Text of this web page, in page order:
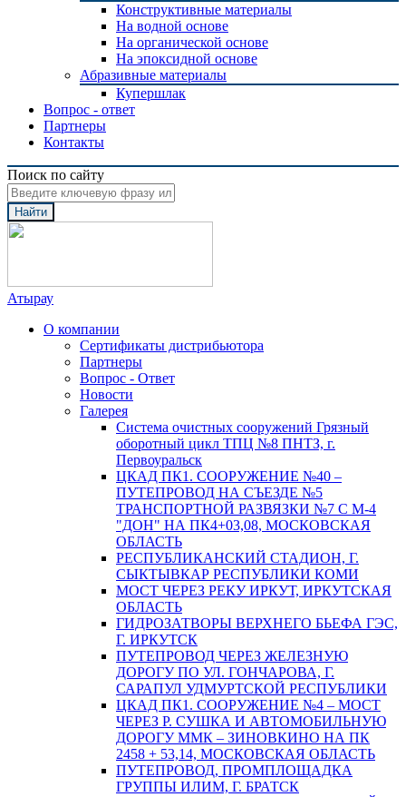
Конструктивные материалы
На водной основе
На органической основе
На эпоксидной основе
Абразивные материалы
Купершлак
Вопрос - ответ
Партнеры
Контакты
Поиск по сайту
Найти
Атырау
О компании
Сертификаты дистрибьютора
Партнеры
Вопрос - Ответ
Новости
Галерея
Система очистных сооружений Грязный
оборотный цикл ТПЦ №8 ПНТЗ, г.
Первоуральск
ЦКАД ПК1. СООРУЖЕНИЕ №40 –
ПУТЕПРОВОД НА СЪЕЗДЕ №5
ТРАНСПОРТНОЙ РАЗВЯЗКИ №7 С М-4
"ДОН" НА ПК4+03,08, МОСКОВСКАЯ
ОБЛАСТЬ
РЕСПУБЛИКАНСКИЙ СТАДИОН, Г.
СЫКТЫВКАР РЕСПУБЛИКИ КОМИ
МОСТ ЧЕРЕЗ РЕКУ ИРКУТ, ИРКУТСКАЯ
ОБЛАСТЬ
ГИДРОЗАТВОРЫ ВЕРХНЕГО БЬЕФА ГЭС,
Г. ИРКУТСК
ПУТЕПРОВОД ЧЕРЕЗ ЖЕЛЕЗНУЮ
ДОРОГУ ПО УЛ. ГОНЧАРОВА, Г.
САРАПУЛ УДМУРТСКОЙ РЕСПУБЛИКИ
ЦКАД ПК1. СООРУЖЕНИЕ №4 – МОСТ
ЧЕРЕЗ Р. СУШКА И АВТОМОБИЛЬНУЮ
ДОРОГУ ММК – ЗИНОВКИНО НА ПК
2458 + 53,14, МОСКОВСКАЯ ОБЛАСТЬ
ПУТЕПРОВОД, ПРОМПЛОЩАДКА
ГРУППЫ ИЛИМ, Г. БРАТСК